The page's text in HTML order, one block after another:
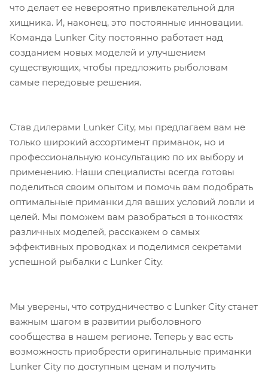
что делает ее невероятно привлекательной для
хищника. И, наконец, это постоянные инновации.
Команда Lunker City постоянно работает над
созданием новых моделей и улучшением
существующих, чтобы предложить рыболовам
самые передовые решения.
Став дилерами Lunker City, мы предлагаем вам не
только широкий ассортимент приманок, но и
профессиональную консультацию по их выбору и
применению. Наши специалисты всегда готовы
поделиться своим опытом и помочь вам подобрать
оптимальные приманки для ваших условий ловли и
целей. Мы поможем вам разобраться в тонкостях
различных моделей, расскажем о самых
эффективных проводках и поделимся секретами
успешной рыбалки с Lunker City.
Мы уверены, что сотрудничество с Lunker City станет
важным шагом в развитии рыболовного
сообщества в нашем регионе. Теперь у вас есть
возможность приобрести оригинальные приманки
Lunker City по доступным ценам и получить